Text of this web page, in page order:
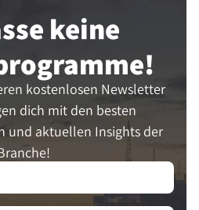
keine
kostenlosen Newsletter
dich mit den besten
und aktuellen Insights der